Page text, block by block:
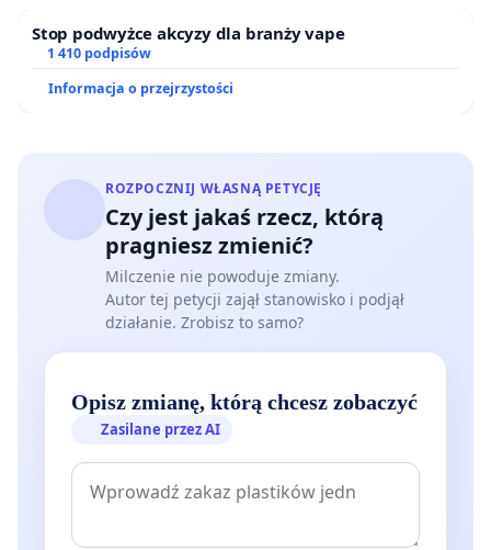
Stop podwyżce akcyzy dla branży vape
1 410 podpisów
Informacja o przejrzystości
ROZPOCZNIJ WŁASNĄ PETYCJĘ
Czy jest jakaś rzecz, którą
pragniesz zmienić?
Milczenie nie powoduje zmiany.
Autor tej petycji zajął stanowisko i podjął
działanie. Zrobisz to samo?
Opisz zmianę, którą chcesz zobaczyć
Zasilane przez AI